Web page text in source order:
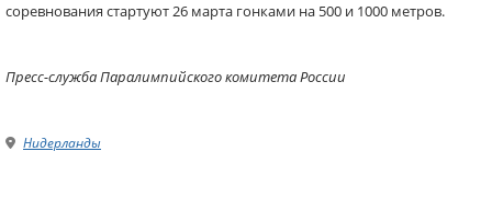
соревнования стартуют 26 марта гонками на 500 и 1000 метров.
Пресс-служба Паралимпийского комитета России
Нидерланды